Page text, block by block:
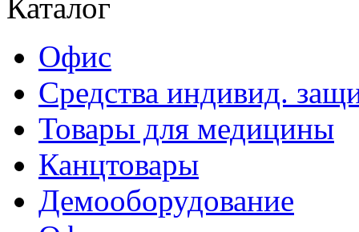
Каталог
Офис
Средства индивид.
Товары для медицины
Канцтовары
Демооборудование